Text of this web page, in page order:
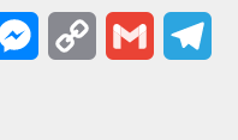
Messenger
Copy
Gmail